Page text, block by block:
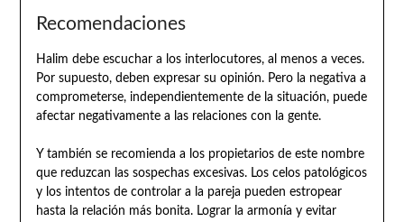
Recomendaciones
Halim debe escuchar a los interlocutores, al menos a veces.
Por supuesto, deben expresar su opinión. Pero la negativa a
comprometerse, independientemente de la situación, puede
afectar negativamente a las relaciones con la gente.
Y también se recomienda a los propietarios de este nombre
que reduzcan las sospechas excesivas. Los celos patológicos
y los intentos de controlar a la pareja pueden estropear
hasta la relación más bonita. Lograr la armonía y evitar